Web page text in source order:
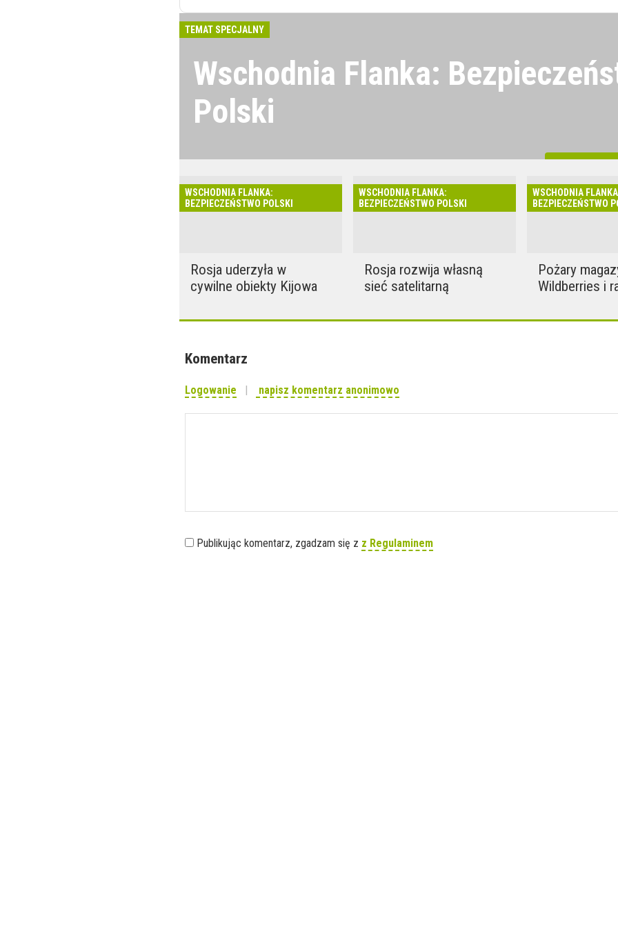
TEMAT SPECJALNY
Wschodnia Flanka:
Polski
froncie, działania Rosji, NATO, granica,
cyberzagrożenia i obrona cywilna wpływają na
WSCHODNIA FLANKA:
BEZPIECZEŃSTWO POLSKI
Rosja uderzyła w
cywilne obiekty Kijowa
WSCHODNIA FLANKA:
BEZPIECZEŃSTWO POLSKI
Rosja rozwija własną
sieć satelitarną
WSCHODNIA
BEZPIECZEŃSTWO
Pożary
Wildberries i
Komentarz
Logowanie napisz komentarz anonimowo
Publikując komentarz, zgadzam się z z Regulaminem